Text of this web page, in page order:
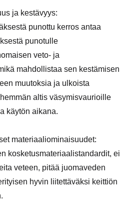
ja kestävyys:
punottu kerros antaa
punotulle
veto- ja
mahdollistaa sen kestämisen
muutoksia ja ulkoista
altis väsymisvaurioille
käytön aikana.
materiaaliominaisuudet:
kosketusmateriaalistandardit, ei
veteen, pitää juomaveden
hyvin liitettäväksi keittiön